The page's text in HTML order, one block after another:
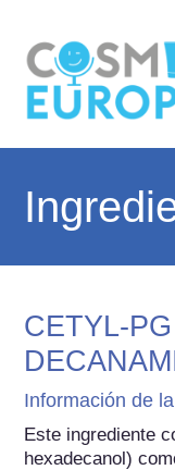
CETYL-
Información de
Este ingrediente
hexadecanol)